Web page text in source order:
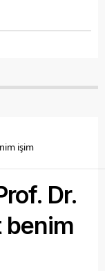
işim
Dr.
benim